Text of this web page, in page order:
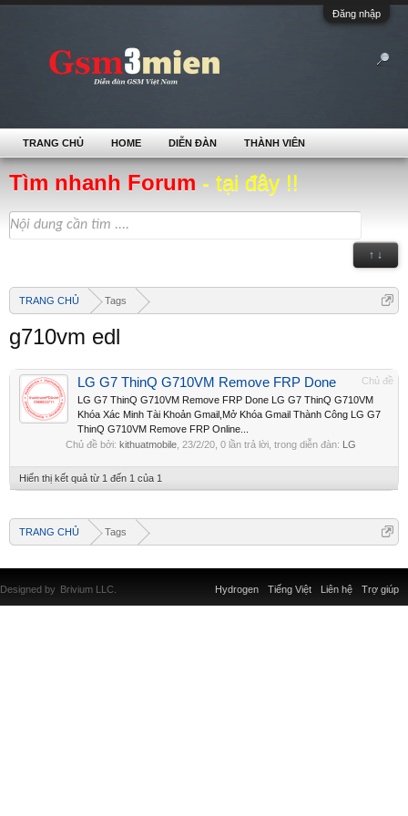
Đăng nhập
Tìm nhanh Forum - tại đây !!
↑ ↓
TRANG CHỦ Tags
g710vm edl
Chủ đề
LG G7 ThinQ G710VM Remove FRP Done
LG G7 ThinQ G710VM Remove FRP Done LG G7 ThinQ G710VM
Khóa Xác Minh Tài Khoản Gmail,Mở Khóa Gmail Thành Công LG G7
ThinQ G710VM Remove FRP Online...
Chủ đề bởi: kithuatmobile 23/2/20 , 0 lần trả lời, trong diễn đàn: LG
Hiển thị kết quả từ 1 đến 1 của 1
TRANG CHỦ Tags
TRANG CHỦ HOME DIỄN ĐÀN THÀNH VIÊN
Liên hệ Trợ giúp
Hydrogen Tiếng Việt
Designed by Brivium LLC.